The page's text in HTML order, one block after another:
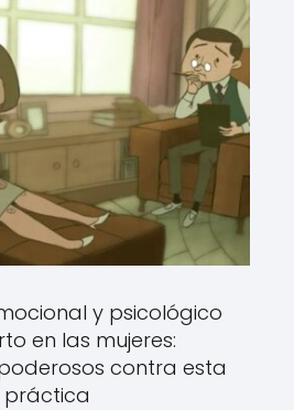
y psicológico
en las mujeres:
contra esta
práctica